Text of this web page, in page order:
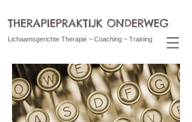
Lichaamsgerichte Therapie ~ Coaching ~ Training
THERAPIEPRAKTIJK ONDERWEG